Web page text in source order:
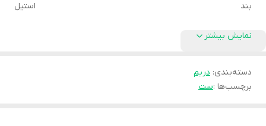
بند استیل
نمایش بیشتر
دسته‌بندی: دریم
برچسب‌ها :ست